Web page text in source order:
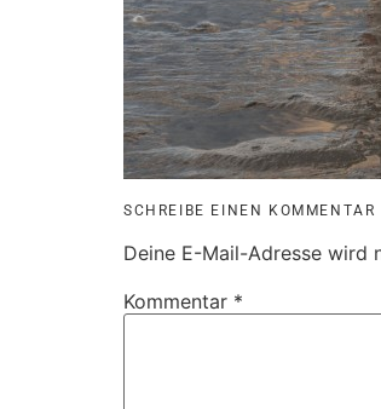
SCHREIBE EINEN KOMMENTAR
Deine E-Mail-Adresse wird
Kommentar *